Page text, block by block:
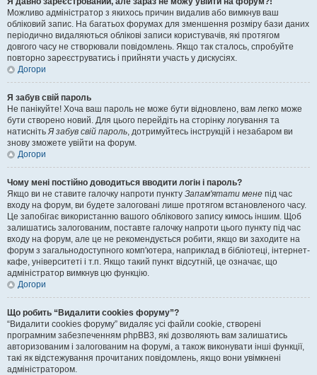
Можливо адміністратор з якихось причин видалив або вимкнув ваш
обліковий запис. На багатьох форумах для зменшення розміру бази даних
періодично видаляються облікові записи користувачів, які протягом
довгого часу не створювали повідомлень. Якщо так сталось, спробуйте
повторно зареєструватись і прийняти участь у дискусіях.
Догори
Я забув свій пароль
Не панікуйте! Хоча ваш пароль не може бути відновлено, вам легко може
бути створено новий. Для цього перейдіть на сторінку логування та
натиснітьЯ забув свій пароль, дотримуйтесь інструкцій і незабаром ви
знову зможете увійти на форум.
Догори
Чому мені постійно доводиться вводити логін і пароль?
Якщо ви не ставите галочку напроти пункту Запам'ятати мене під час
входу на форум, ви будете залоговані лише протягом встановленого часу.
Це запобігає використанню вашого облікового запису кимось іншим. Щоб
залишатись залогованим, поставте галочку напроти цього пункту під час
входу на форум, але це не рекомендується робити, якщо ви заходите на
форум з загальнодоступного комп'ютера, наприклад в бібліотеці, інтернет-
кафе, університеті і т.п. Якщо такий пункт відсутній, це означає, що
адміністратор вимкнув цю функцію.
Догори
Що робить “Видалити cookies форуму”?
“Видалити cookies форуму” видаляє усі файли cookie, створені
програмним забезпеченням phpBB3, які дозволяють вам залишатись
авторизованим і залогованим на форумі, а також виконувати інші функції,
такі як відстежування прочитаних повідомлень, якщо вони увімкнені
адміністратором.